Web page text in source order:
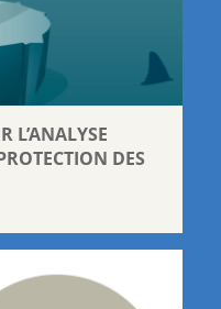
L’ANALYSE
DES